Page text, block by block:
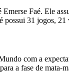
Emerse Faé. Ele
possui 31 jogos,
com a
a fase de mata-